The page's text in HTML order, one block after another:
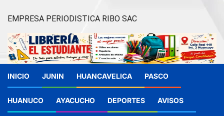
EMPRESA PERIODISTICA RIBO SAC
INICIO JUNIN HUANCAVELICA PASCO
HUANUCO AYACUCHO DEPORTES AVISOS